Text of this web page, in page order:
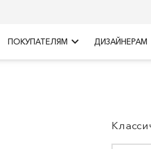
ПОКУПАТЕЛЯМ keyboard_arrow_right ДИЗАЙНЕРАМ